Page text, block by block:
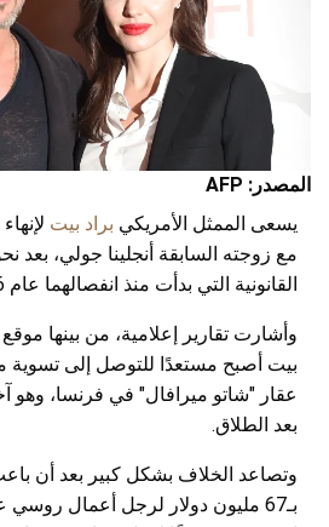
المصدر: AFP
يسعى الممثل الأمريكي براد بيت
مع زوجته السابقة أنجلينا جولي، بعد
القانونية التي بدأت منذ انفصالهما عام 2016.
بيت أصبح مستعدًا للتوصل إلى تسوية
عقار "شاتو ميرافال" في فرنسا، وهو
بعد الطلاق.
وتصاعد الخلاف بشكل كبير بعد أن